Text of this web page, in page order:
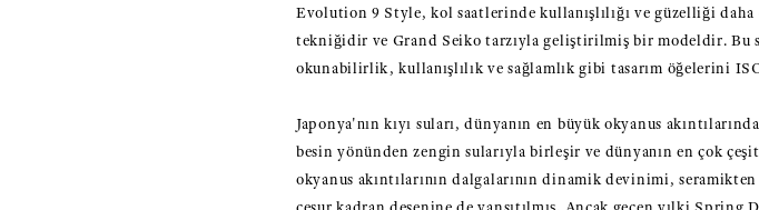
Evolution 9 Style, kol saatlerinde kullanışlılığı ve güzelliği
tekniğidir ve Grand Seiko tarzıyla geliştirilmiş bir modeldir. Bu
okunabilirlik, kullanışlılık ve sağlamlık gibi tasarım öğelerini
Japonya'nın kıyı suları, dünyanın en büyük okyanus
besin yönünden zengin sularıyla birleşir ve dünyanın en çok
okyanus akıntılarının dalgalarının dinamik devinimi,